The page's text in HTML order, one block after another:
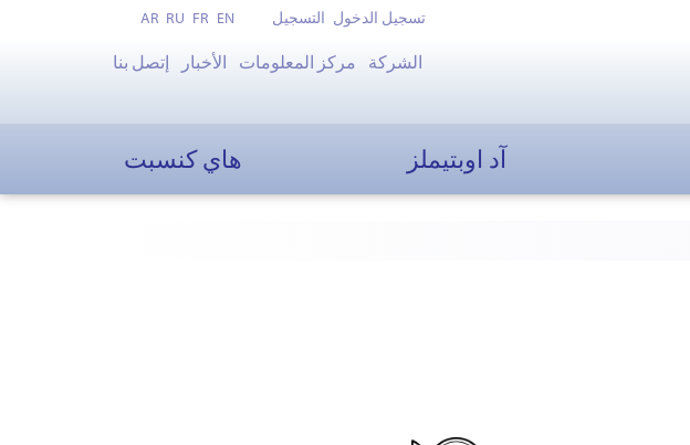
تسجيل الدخول التسجيل EN
FR
RU
AR
الشركة مركز المعلومات الأخبار إتصل بنا
آد اوبتيملز هاي كنسبت